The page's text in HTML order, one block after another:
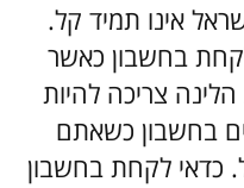
אינו תמיד קל.
בחשבון כאשר
צריכה להיות
בחשבון כשאתם
כדאי לקחת בחשבון